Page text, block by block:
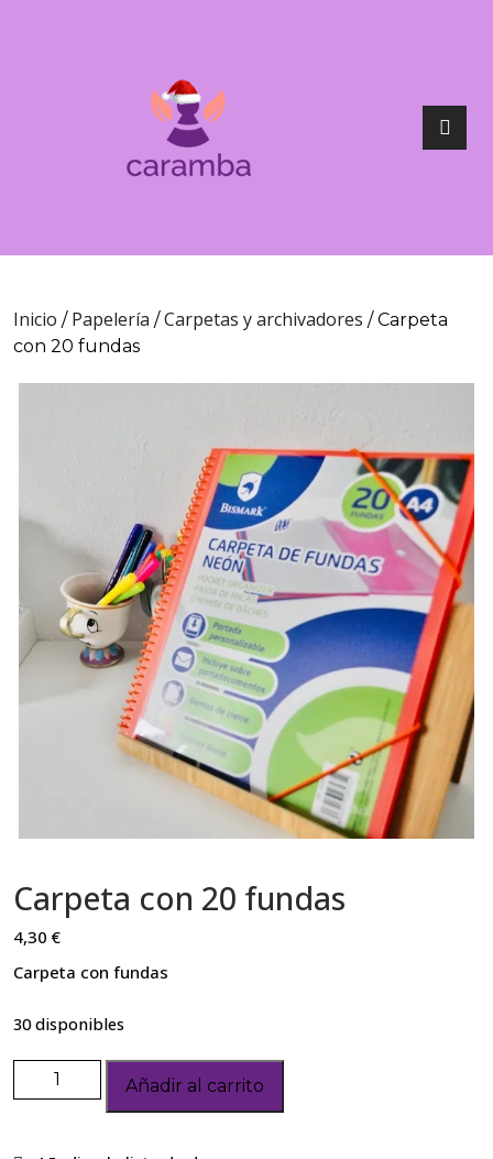
Inicio / Papelería /Carpetas y archivadores / Carpeta
con 20 fundas
Carpeta con 20 fundas
4,30 €
Carpeta con fundas
30 disponibles
Añadir al carrito